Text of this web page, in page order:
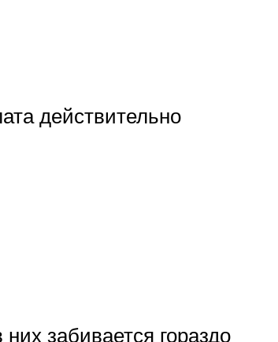
действительно
забивается гораздо